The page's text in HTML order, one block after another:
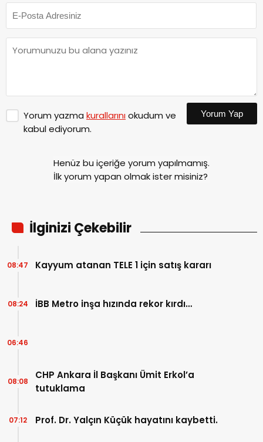
Yorum yazma kurallarınıokudum ve
kabul ediyorum.
Yorum Yap
Henüz bu içeriğe yorum yapılmamış.
İlk yorum yapan olmak ister misiniz?
İlginizi Çekebilir
Kayyum atanan TELE 1 için satış kararı
08:47
İBB Metro inşa hızında rekor kırdı…
08:24
06:46
CHP Ankara İl Başkanı Ümit Erkol’a
tutuklama
08:08
Prof. Dr. Yalçın Küçük hayatını kaybetti.
07:12